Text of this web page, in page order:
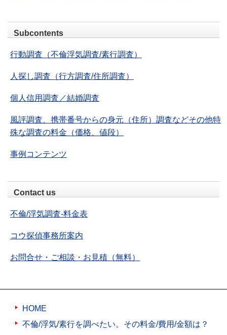
Subcontents
行動調査（不倫浮気調査/素行調査）
人探し調査（行方調査/住所調査）
個人信用調査／結婚調査
風評調査、携帯番号からの身元（住所）調査などその他特
殊な調査の料金（価格、値段）
事例コンテンツ
Contact us
不倫/浮気調査-料金表
コウ探偵事務所案内
お問合せ・ご相談・お見積（無料）
HOME
不倫/浮気/素行を調べたい。その料金/費用/金額は？